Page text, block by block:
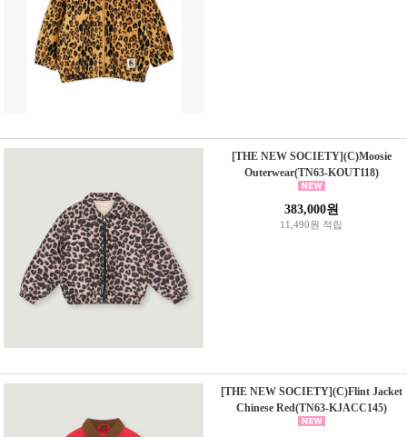
[THE NEW SOCIETY](C)Moosie
Outerwear(TN63-KOUT118)
383,000원
11,490원 적립
[THE NEW SOCIETY](C)Flint Jacket
Chinese Red(TN63-KJACC145)